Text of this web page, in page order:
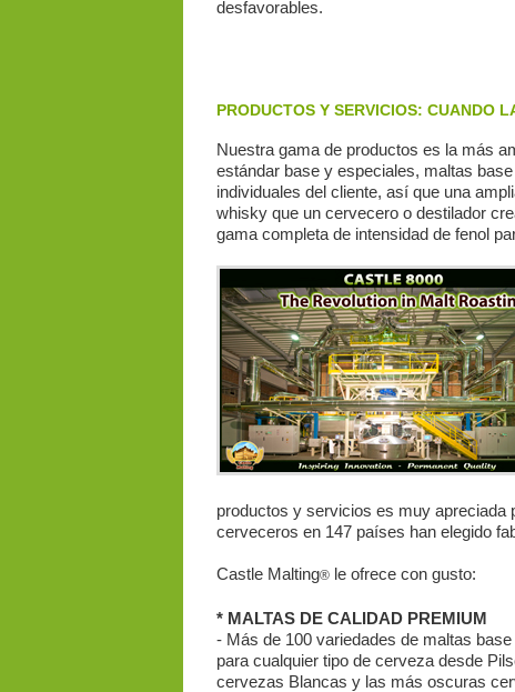
desfavorables.
PRODUCTOS Y SERVICIOS: CUANDO
Nuestra gama de productos es la más
estándar base y especiales, maltas
individuales del cliente, así que una
whisky que un cervecero o destilador
gama completa de intensidad de fenol
productos y servicios es muy
cerveceros en 147 países han elegido
Castle Malting®le ofrece con gusto:
* MALTAS DE CALIDAD PREMIUM
- Más de 100 variedades de maltas
para cualquier tipo de cerveza desde
cervezas Blancas y las más oscuras